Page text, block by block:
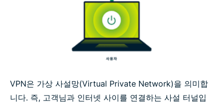
VPN은 가상 사설망(Virtual Private Network)을 의미합
니다. 즉, 고객님과 인터넷 사이를 연결하는 사설 터널입